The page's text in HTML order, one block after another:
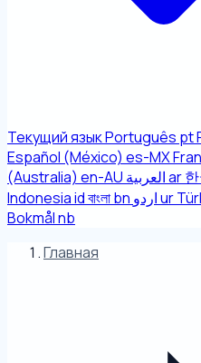
Текущий языкPortuguês pt
Español (México) es-MX
(Australia) en-AU العربيةar
Indonesiaidবাংলাbn اردوur
Bokmålnb
Главная